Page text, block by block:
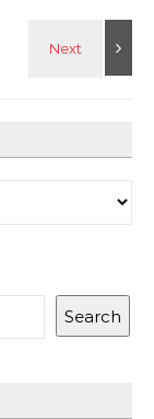
Search